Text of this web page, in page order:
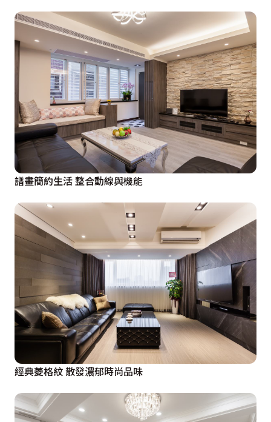
譜畫簡約生活 整合動線與機能
經典菱格紋 散發濃郁時尚品味